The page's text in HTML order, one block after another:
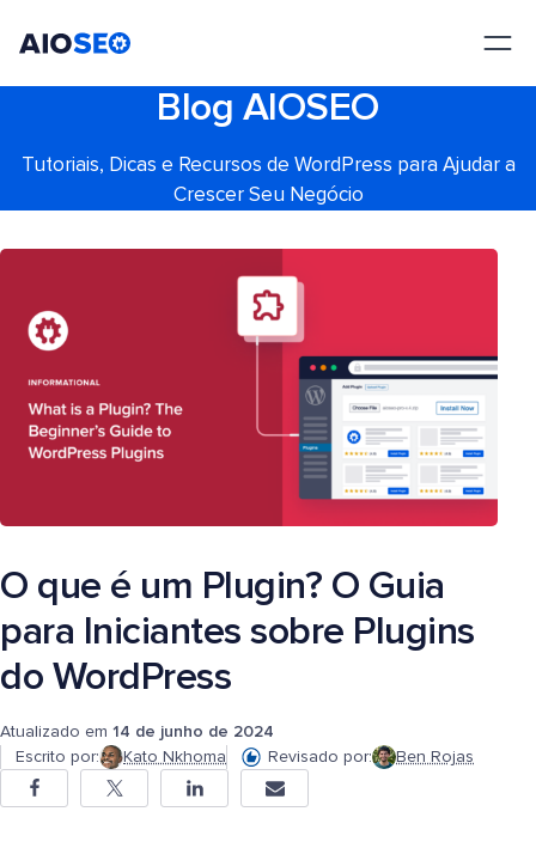
Blog AIOSEO
Tutoriais, Dicas e Recursos de WordPress para Ajudar a
Crescer Seu Negócio
O que é um Plugin? O Guia
para Iniciantes sobre Plugins
do WordPress
Atualizado em 14 de junho de 2024
Escrito por:
Kato Nkhoma Revisado por: Ben Rojas